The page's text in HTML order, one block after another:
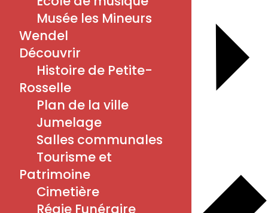
Ajouter au calendrier
Musée les Mineurs
Wendel
Découvrir
Histoire de Petite-
Rosselle
Plan de la ville
Jumelage
Salles communales
Tourisme et
Patrimoine
Cimetière
Régie Funéraire